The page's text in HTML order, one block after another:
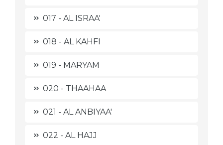
017 - AL ISRAA'
018 - AL KAHFI
019 - MARYAM
020 - THAAHAA
021 - AL ANBIYAA'
022 - AL HAJJ